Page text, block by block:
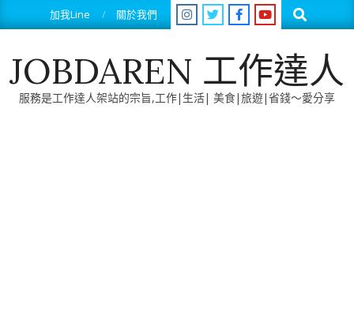
to
加我Line 關於我們 Search
JOBDAREN 工作達人
服務是工作達人架站的宗旨,工作|生活| 美食|旅遊|省錢～愛分享